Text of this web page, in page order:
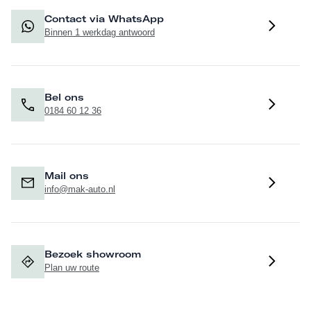
in Midnight Grey (S1EKA), het M Sportremsysteem Rot
(S3M2A), M Koplampen Shadow Line (S3MFA), M
dakdraagsysteem hoogglans Shadow Line (S3MCA), M
achterspoiler (S754A), M zijruitomlijsting hoogglans
Shadow Line (S760A) en M Hoogglans Shadow Line met
uitgebreide omvang (S7M9A) geven de auto een
uitgesproken sportieve en premium uitstraling.
Vraag nu een proefrit of inruilvoorstel aan en ervaar zelf de
luxe, efficiëntie en sportieve uitstraling van deze compleet
Deze auto is voorzien van fabrieksgarantie tot 19-09-2027.
Contact via WhatsApp
Binnen 1 werkdag antwoord
Bel ons
0184 60 12 36
Mail ons
info@mak-auto.nl
Bezoek showroom
Plan uw route